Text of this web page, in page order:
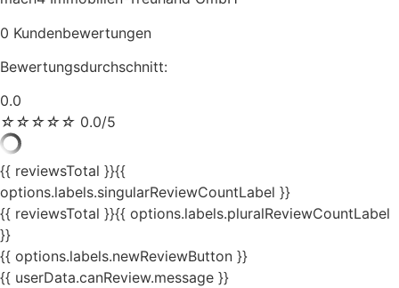
0 Kundenbewertungen
Bewertungsdurchschnitt:
0.0
☆☆☆☆☆ 0.0/5
{{ reviewsTotal }}{{
options.labels.singularReviewCountLabel }}
{{ reviewsTotal }}{{ options.labels.pluralReviewCountLabel
}}
{{ options.labels.newReviewButton }}
{{ userData.canReview.message }}